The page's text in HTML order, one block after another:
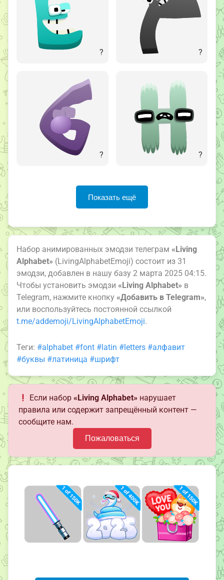
? ?
? ?
Показать ещё
Набор анимированных эмодзи телеграм «Living
Alphabet» (LivingAlphabetEmoji) состоит из 31
эмодзи, добавлен в нашу базу 2 марта 2025 04:15.
Чтобы установить эмодзи «Living Alphabet» в
Telegram, нажмите кнопку «Добавить в Telegram»,
или воспользуйтесь постоянной ссылкой
t.me/addemoji/LivingAlphabetEmoji.
Теги: #alphabet #font #latin #letters #алфавит
#буквы #латиница #шрифт
Если набор«Living Alphabet» нарушает
правила или содержит запрещённый контент —
сообщите нам.
Пожаловаться